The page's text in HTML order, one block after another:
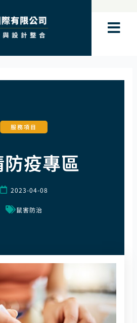
服務項目
疫專區
2023-04-08
鼠害防治